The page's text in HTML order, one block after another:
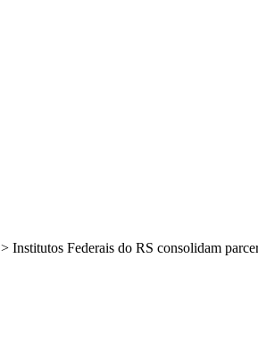
> Institutos Federais do RS consolidam